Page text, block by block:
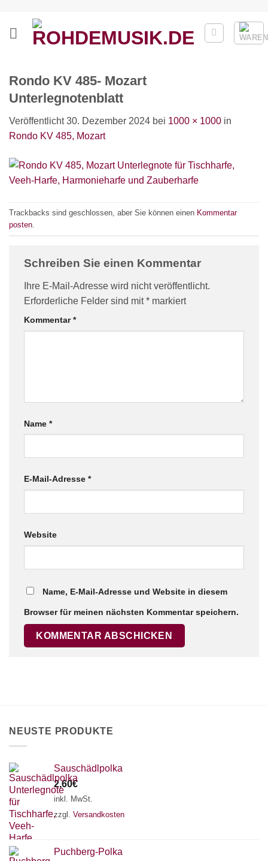
springen
Rondo KV 485- Mozart
Unterlegnotenblatt
Veröffentlicht30. Dezember 2024 bei 1000 × 1000 in
Rondo KV 485, Mozart
Trackbacks sind geschlossen, aber Sie können einen Kommentar
posten
Schreiben Sie einen Kommentar
Ihre E-Mail-Adresse wird nicht veröffentlicht.
Erforderliche Felder sind mit* markiert
Kommentar*
Name *
E-Mail-Adresse *
Website
Name, E-Mail-Adresse und Website in diesem
Browser für meinen nächsten Kommentar speichern.
NEUSTE PRODUKTE
Sauschädlpolka
2,60€
inkl. MwSt.
zzgl. Versandkosten
Puchberg-Polka